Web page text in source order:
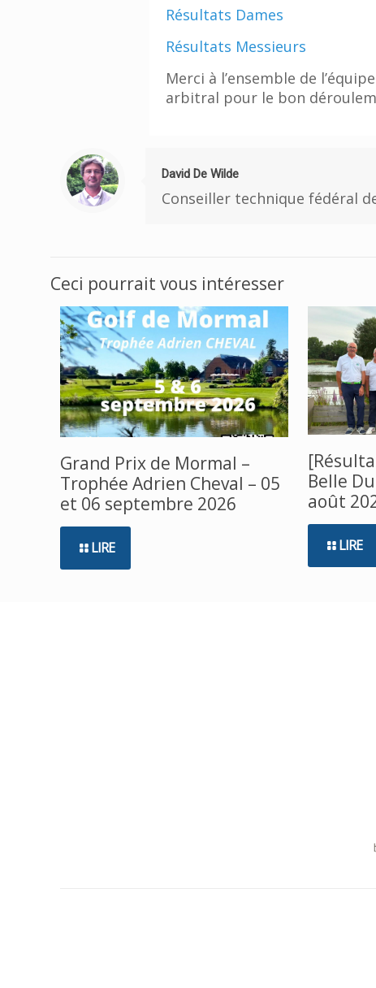
Résultats Dames
Résultats Messieurs
Merci à l’ensemble de
arbitral pour le bon
David De Wilde
Conseiller technique fédéral
Ceci pourrait vous intéresser
Grand Prix de Mormal –
Trophée Adrien Cheval – 05
et 06 septembre 2026
LIRE
Belle
août
LIRE